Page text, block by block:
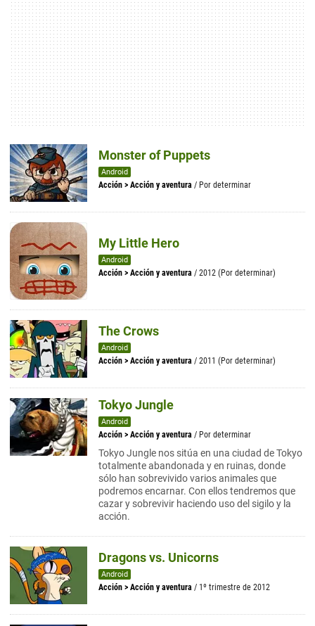
Monster of Puppets
Android
Acción > Acción y aventura / Por determinar
My Little Hero
Android
Acción > Acción y aventura / 2012 (Por determinar)
The Crows
Android
Acción > Acción y aventura / 2011 (Por determinar)
Tokyo Jungle
Android
Acción > Acción y aventura / Por determinar
Tokyo Jungle nos sitúa en una ciudad de Tokyo
totalmente abandonada y en ruinas, donde
sólo han sobrevivido varios animales que
podremos encarnar. Con ellos tendremos que
cazar y sobrevivir haciendo uso del sigilo y la
acción.
Dragons vs. Unicorns
Android
Acción > Acción y aventura / 1º trimestre de 2012